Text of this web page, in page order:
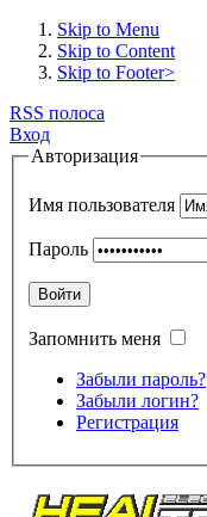
Skip to Menu
Skip to Content
Skip to Footer>
RSS полоса
Вход
Авторизация
Имя пользователя
Пароль
Войти
Запомнить меня
Забыли пароль?
Забыли логин?
Регистрация